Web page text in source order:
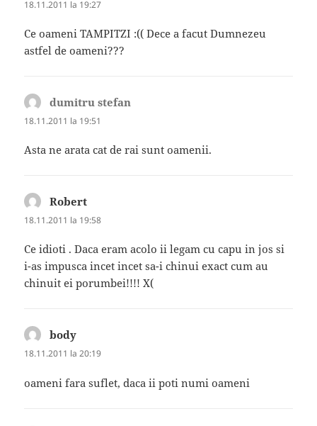
18.11.2011 la 19:27
Ce oameni TAMPITZI :(( Dece a facut Dumnezeu
astfel de oameni???
dumitru stefan
18.11.2011 la 19:51
Asta ne arata cat de rai sunt oamenii.
Robert
18.11.2011 la 19:58
Ce idioti . Daca eram acolo ii legam cu capu in jos si
i-as impusca incet incet sa-i chinui exact cum au
chinuit ei porumbei!!!! X(
body
18.11.2011 la 20:19
oameni fara suflet, daca ii poti numi oameni